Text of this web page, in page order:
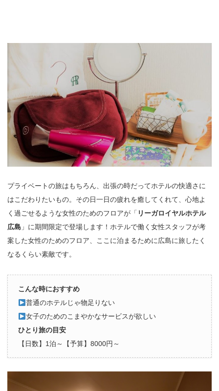
プライベートの旅はもちろん、出張の時だってホテルの快適さに
はこだわりたいもの。その日一日の疲れを癒してくれて、心地よ
く過ごせるような女性のためのフロアが「 リーガロイヤルホテル
広島 」に期間限定で登場します！ホテルで働く女性スタッフが考
案した女性のためのフロア、ここに泊まるために広島に旅したく
なるくらい素敵です。
こんな時におすすめ
普通のホテルじゃ物足りない
女子のためのこまやかなサービスが欲しい
ひとり旅の目安
【日数】1泊～【予算】8000円～